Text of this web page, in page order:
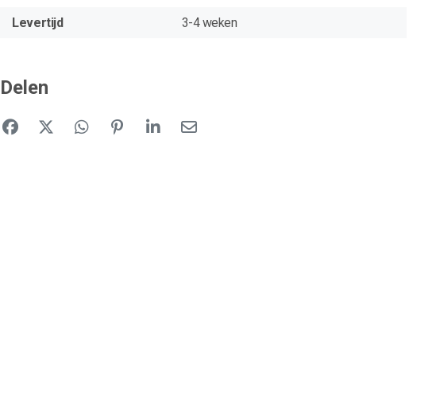
Levertijd 3-4 weken
Delen